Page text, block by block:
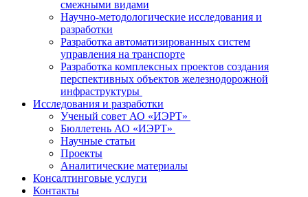
смежными видами
Научно-методологические исследования и
разработки
Разработка автоматизированных систем
управления на транспорте
Разработка комплексных проектов создания
перспективных объектов железнодорожной
инфраструктуры
Исследования и разработки
Ученый совет АО «ИЭРТ»
Бюллетень АО «ИЭРТ»
Научные статьи
Проекты
Аналитические материалы
Консалтинговые услуги
Контакты